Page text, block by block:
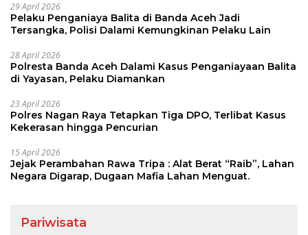
29 April 2026
Pelaku Penganiaya Balita di Banda Aceh Jadi
Tersangka, Polisi Dalami Kemungkinan Pelaku Lain
28 April 2026
Polresta Banda Aceh Dalami Kasus Penganiayaan Balita
di Yayasan, Pelaku Diamankan
23 April 2026
Polres Nagan Raya Tetapkan Tiga DPO, Terlibat Kasus
Kekerasan hingga Pencurian
15 April 2026
Jejak Perambahan Rawa Tripa : Alat Berat “Raib”, Lahan
Negara Digarap, Dugaan Mafia Lahan Menguat.
Pariwisata